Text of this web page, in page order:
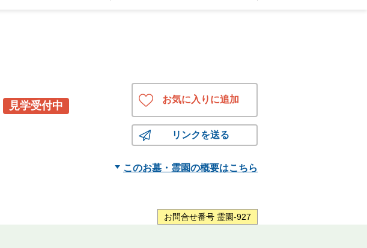
見学受付中
お気に入りに追加
リンクを送る
このお墓・霊園の概要はこちら
お問合せ番号 霊園-927